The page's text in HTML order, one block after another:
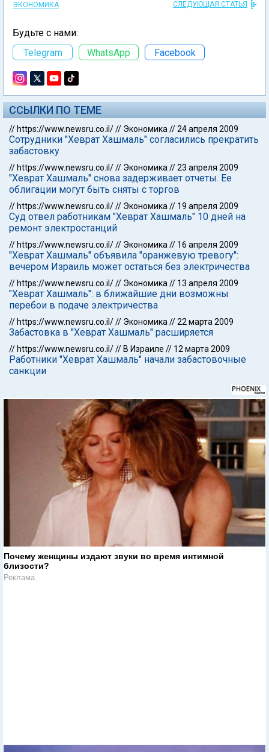
ЭКОНОМИКА СЛЕДУЮЩАЯ СТАТЬЯ
Будьте с нами:
Telegram
WhatsApp Facebook
ССЫЛКИ ПО ТЕМЕ
// https://www.newsru.co.il/// Экономика //24 апреля 2009
Сотрудники "Хеврат Хашмаль" согласились прекратить
забастовку
// https://www.newsru.co.il/// Экономика //23 апреля 2009
"Хеврат Хашмаль" снова задерживает отчеты. Ее
облигации могут быть сняты с торгов
// https://www.newsru.co.il/// Экономика // 19 апреля 2009
Суд отвел работникам "Хеврат Хашмаль" 10 дней на
ремонт электростанций
// https://www.newsru.co.il/// Экономика // 16 апреля 2009
"Хеврат Хашмаль" объявила "оранжевую тревогу":
вечером Израиль может остаться без электричества
// https://www.newsru.co.il/// Экономика // 13 апреля 2009
"Хеврат Хашмаль": в ближайшие дни возможны
перебои в подаче электричества
// https://www.newsru.co.il/// Экономика //22 марта 2009
Забастовка в "Хеврат Хашмаль" расширяется
// https://www.newsru.co.il/// В Израиле // 12 марта 2009
Работники "Хеврат Хашмаль" начали забастовочные
санкции
Почему женщины издают звуки во время интимной
близости?
Реклама